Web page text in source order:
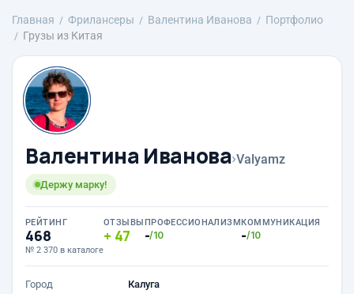
Главная Фрилансеры Валентина Иванова
Портфолио
Грузы из Китая
Валентина Иванова›Valyamz
Держу марку!
РЕЙТИНГ
468
№ 2 370 в каталоге
ОТЗЫВЫ
47
ПРОФЕССИОНАЛИЗМ
-/10
КОММУНИКАЦИЯ
-/10
Город
Калуга